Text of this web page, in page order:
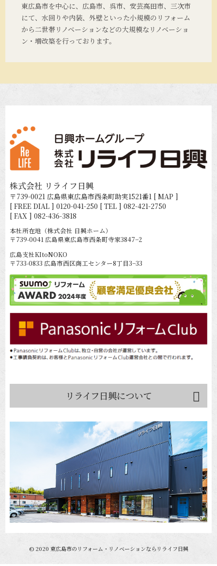
東広島市を中心に、広島市、呉市、安芸高田市、三次市
にて、水回りや内装、外壁といった小規模のリフォーム
から二世帯リノベーションなどの大規模なリノベーショ
ン・増改築を行っております。
株式会社 リライフ日興
〒739-0021 広島県東広島市西条町助実1521番1 [ MAP ]
[ FREE DIAL ]0120-041-250 [ TEL ]082-421-2750
[ FAX ] 082-436-3818
本社所在地（株式会社 日興ホーム）
〒739-0041 広島県東広島市西条町寺家3847−2
広島支社KItoNOKO
〒733-0833 広島市西区商工センター8丁目3−33
リライフ日興について
© 2020 東広島市のリフォーム・リノベーションならリライフ日興